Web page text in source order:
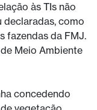
às TIs não
declaradas, como
fazendas da FMJ.
Meio Ambiente
concedendo